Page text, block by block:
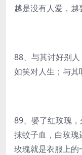
越是没有人爱，越
88、与其讨好别
如笑对人生；与其
89、娶了红玫瑰
抹蚊子血，白玫瑰
玫瑰就是衣服上